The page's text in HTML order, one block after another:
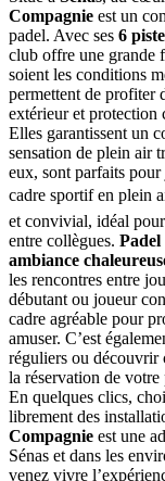
Compagnie est un
padel. Avec ses 6
club offre une grande
soient les conditions
permettent de profiter
extérieur et protection
Elles garantissent un
sensation de plein air
eux, sont parfaits
cadre sportif en plein
et convivial, idéal
entre collègues.
ambiance
les rencontres entre
débutant ou joueur
cadre agréable pour
amuser. C’est
réguliers ou découvrir
la réservation de votre
En quelques clics,
librement des
Compagnie est une
Sénas et dans les
venez vivre